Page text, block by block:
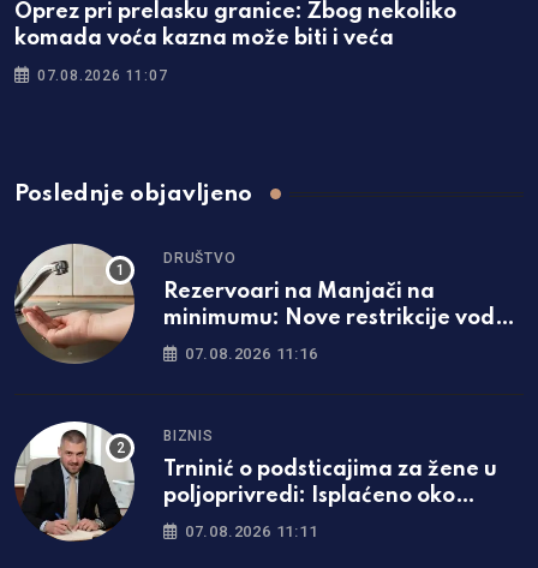
Oprez pri prelasku granice: Zbog nekoliko
komada voća kazna može biti i veća
07.08.2026 11:07
Poslednje objavljeno
DRUŠTVO
Rezervoari na Manjači na
minimumu: Nove restrikcije vode
u dijelu Banjaluke
07.08.2026 11:16
BIZNIS
Trninić o podsticajima za žene u
poljoprivredi: Isplaćeno oko
1.200.000 KM
07.08.2026 11:11